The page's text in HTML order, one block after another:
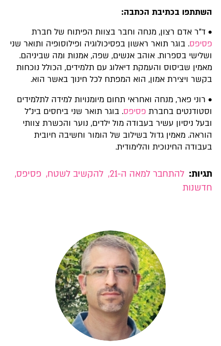
השתתפו בכתיבת הכתבה:
• ד"ר אדם רצון, מנחה וחבר בצוות הפיתוח של חברת
פסיפס. בוגר תואר ראשון בפסיכולוגיה ופילוסופיה ותואר שני
ושלישי בספרות. אוהב אנשים, שפה, אמנות ומה שביניהם.
מאמין שביסוס והעמקת דיאלוג עם תלמידים, הכולל נוכחות
בקשר ויצירת אמון, הוא המפתח לכל חינוך באשר הוא.
• רוני פאר, מנחה ואחראי תחום מיומנויות למידה לתלמידים
וסטודנטים בחברת פסיפס. בוגר תואר שני ביחסים בינ״ל
ובעל ניסיון עשיר בעבודה מול ילדים, נוער והכשרת צוותי
הוראה. מאמין גדול בשילוב של הומור וחשיבה חיובית
בעבודה החינוכית והלימודית.
תגיות: להתחבר למאה ה-21 , להקשיב לשטח, פסיפס,
חדשנות